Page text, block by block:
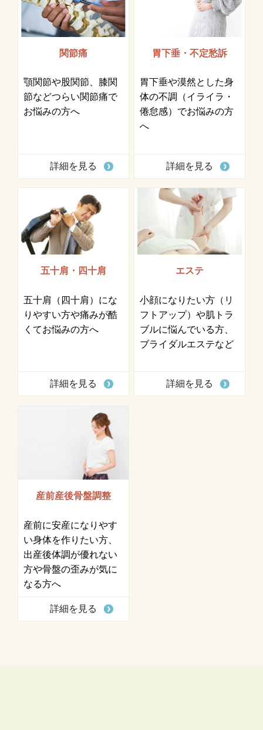
関節痛
顎関節や股関節、膝関
節などつらい関節痛で
お悩みの方へ
詳細を見る
胃下垂・不定愁訴
胃下垂や漠然とした身
体の不調（イライラ・
倦怠感）でお悩みの方
へ
詳細を見る
五十肩・四十肩
五十肩（四十肩）にな
りやすい方や痛みが酷
くてお悩みの方へ
詳細を見る
エステ
小顔になりたい方（リ
フトアップ）や肌トラ
ブルに悩んでいる方、
ブライダルエステなど
詳細を見る
産前産後骨盤調整
産前に安産になりやす
い身体を作りたい方、
出産後体調が優れない
方や骨盤の歪みが気に
なる方へ
詳細を見る